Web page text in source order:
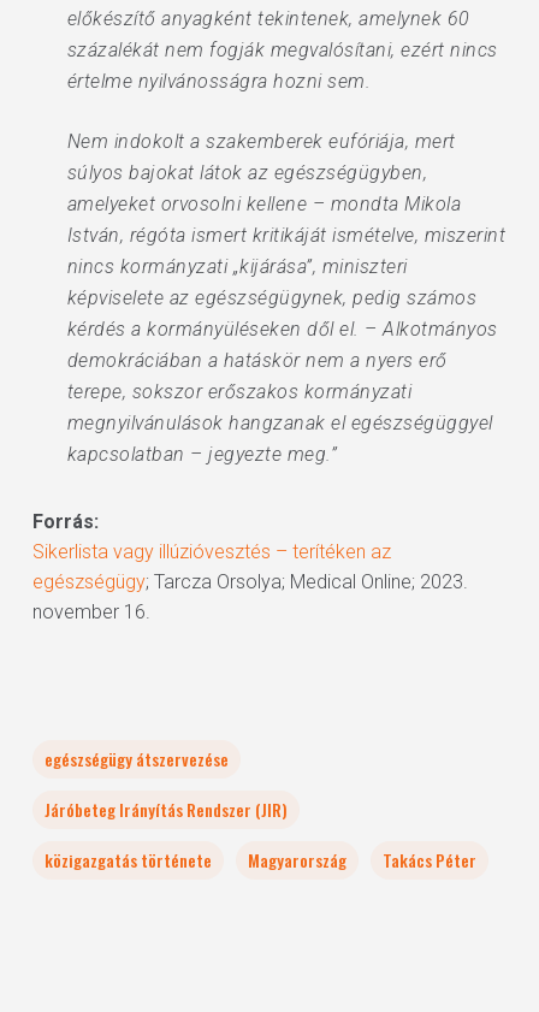
előkészítő anyagként tekintenek, amelynek 60
százalékát nem fogják megvalósítani, ezért nincs
értelme nyilvánosságra hozni sem.
Nem indokolt a szakemberek eufóriája, mert
súlyos bajokat látok az egészségügyben,
amelyeket orvosolni kellene – mondta Mikola
István, régóta ismert kritikáját ismételve, miszerint
nincs kormányzati „kijárása”, miniszteri
képviselete az egészségügynek, pedig számos
kérdés a kormányüléseken dől el. – Alkotmányos
demokráciában a hatáskör nem a nyers erő
terepe, sokszor erőszakos kormányzati
megnyilvánulások hangzanak el egészségüggyel
kapcsolatban – jegyezte meg.”
Forrás:
Sikerlista vagy illúzióvesztés – terítéken az
egészségügy; Tarcza Orsolya; Medical Online; 2023.
november 16.
egészségügy átszervezése
Járóbeteg Irányítás Rendszer (JIR)
közigazgatás története
Magyarország Takács Péter